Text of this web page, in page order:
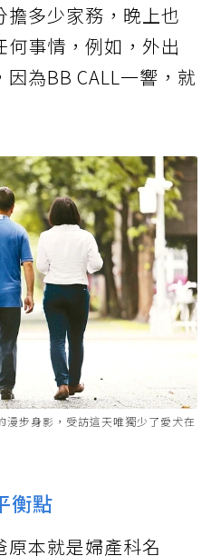
多少家務，晚上也
事情，例如，外出
為BB CALL一響，就
漫步身影，受訪這天唯獨少了愛犬在
衡點
本就是婦產科名